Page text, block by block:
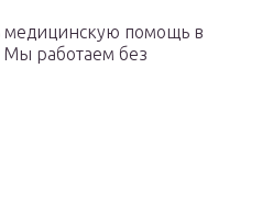
медицинскую помощь в
работаем без